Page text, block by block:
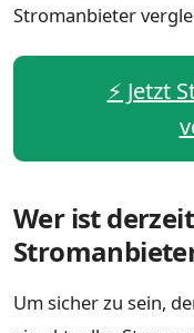
Stromanbieter
⚡️ Jetzt
Wer ist
Um sicher zu sein,